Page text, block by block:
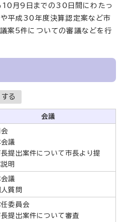
月9日までの30日間にわたっ
や平成30年度決算認定案など市
案5件についての審議などを行
る
会議
会
会議
提出案件について市長より提
明
会議
質問
任委員会
提出案件について審査